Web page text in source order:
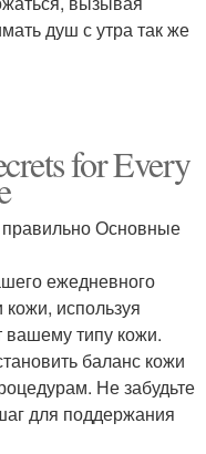
душ с утра так же
for Every
правильно Основные
ежедневного
кожи, используя
вашему типу кожи.
баланс кожи
Не забудьте
для поддержания